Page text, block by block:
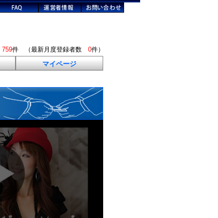
759件 （最新月度登録者数 0件）
マイページ